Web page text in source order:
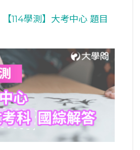
【114學測】大考中心 題目